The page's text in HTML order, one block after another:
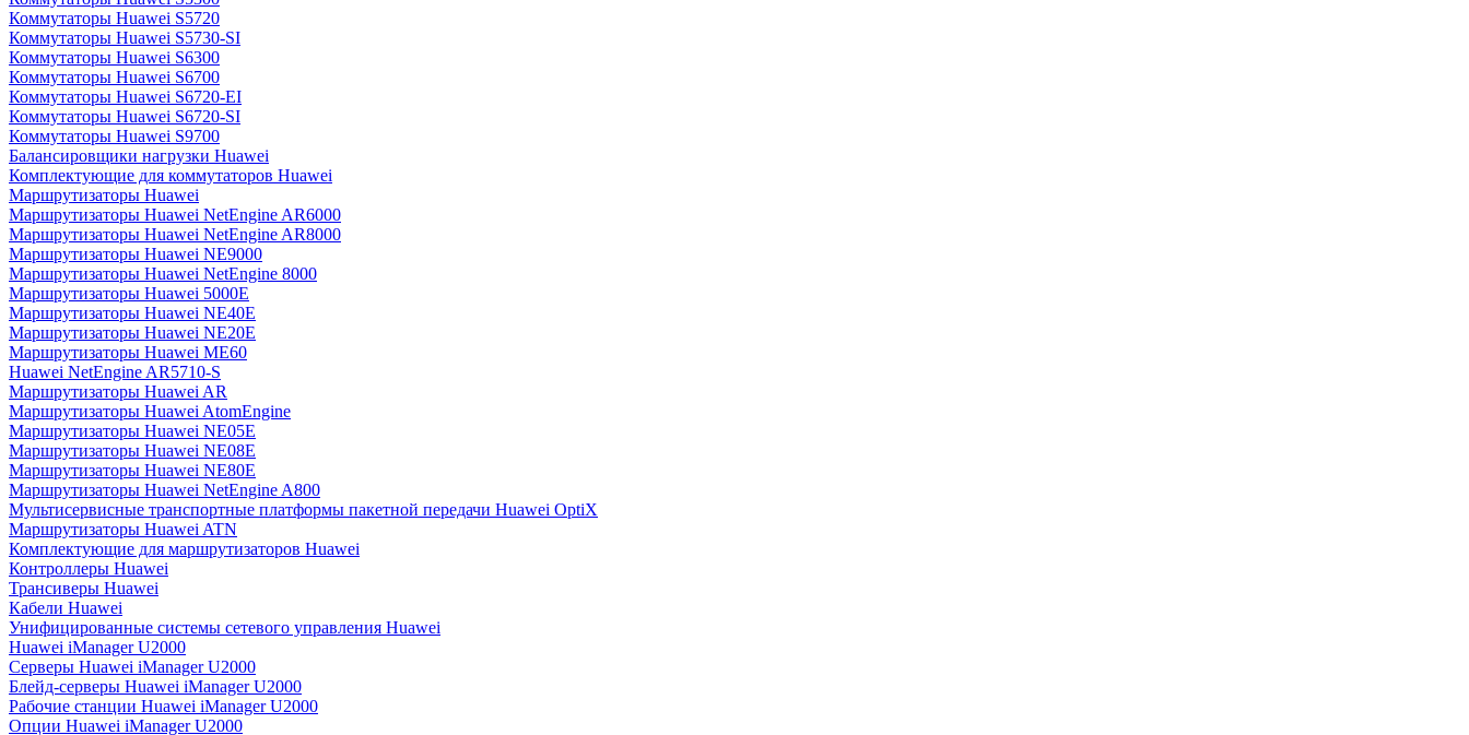
Коммутаторы Huawei S5720
Коммутаторы Huawei S5730-SI
Коммутаторы Huawei S6300
Коммутаторы Huawei S6700
Коммутаторы Huawei S6720-EI
Коммутаторы Huawei S6720-SI
Коммутаторы Huawei S9700
Балансировщики нагрузки Huawei
Комплектующие для коммутаторов Huawei
Маршрутизаторы Huawei
Маршрутизаторы Huawei NetEngine AR6000
Маршрутизаторы Huawei NetEngine AR8000
Маршрутизаторы Huawei NE9000
Маршрутизаторы Huawei NetEngine 8000
Маршрутизаторы Huawei 5000E
Маршрутизаторы Huawei NE40E
Маршрутизаторы Huawei NE20E
Маршрутизаторы Huawei ME60
Huawei NetEngine AR5710-S
Маршрутизаторы Huawei AR
Маршрутизаторы Huawei AtomEngine
Маршрутизаторы Huawei NE05E
Маршрутизаторы Huawei NE08E
Маршрутизаторы Huawei NE80E
Маршрутизаторы Huawei NetEngine A800
Мультисервисные транспортные платформы пакетной передачи Huawei OptiX
Маршрутизаторы Huawei ATN
Комплектующие для маршрутизаторов Huawei
Контроллеры Huawei
Трансиверы Huawei
Кабели Huawei
Унифицированные системы сетевого управления Huawei
Huawei iManager U2000
Серверы Huawei iManager U2000
Блейд-серверы Huawei iManager U2000
Рабочие станции Huawei iManager U2000
Опции Huawei iManager U2000